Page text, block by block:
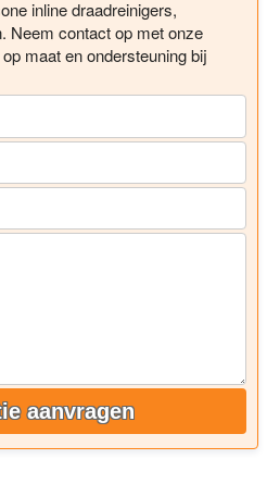
inline draadreinigers,
Neem contact op met onze
maat en ondersteuning bij
aanvragen